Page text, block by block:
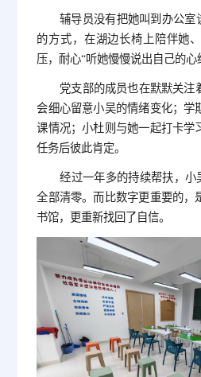
辅导员没有把她叫到办公室
的方式，在湖边长椅上陪伴她
压，耐心“听她慢慢说出自己的心
党支部的成员也在默默关注
会细心留意小吴的情绪变化；学
课情况；小杜则与她一起打卡学
任务后彼此肯定。
经过一年多的持续帮扶，小
全部清零。而比数字更重要的，
书馆，更重新找回了自信。